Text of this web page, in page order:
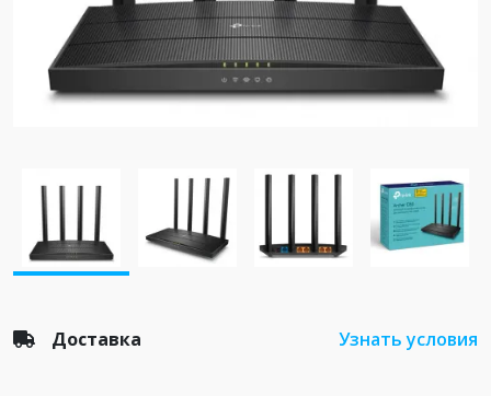
Доставка Узнать условия